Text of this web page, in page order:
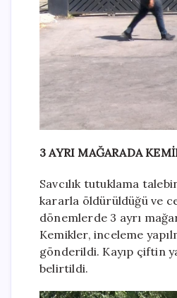
3 AYRI MAĞARADA
Savcılık tutuklama
kararla öldürüldüğü ve
dönemlerde 3 ayrı
Kemikler, inceleme
gönderildi. Kayıp çiftin
belirtildi.